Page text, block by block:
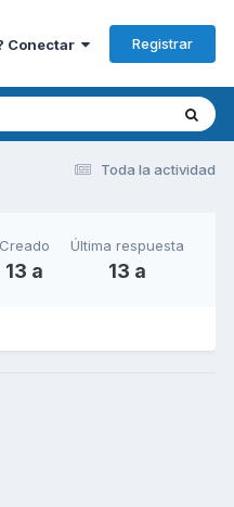
Conectar Registrar
Toda la actividad
Creado
13 a
Última respuesta
13 a